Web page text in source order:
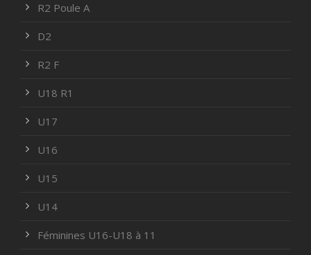
R2 Poule A
D2
R2 F
U18 R1
U17
U16
U15
U14
Féminines U16-U18 à 11